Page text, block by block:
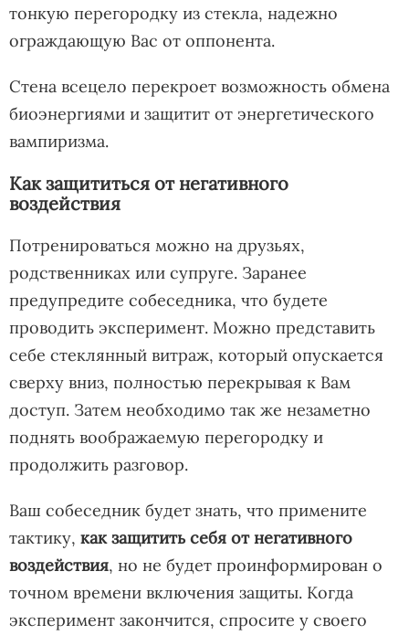
тонкую перегородку из стекла, надежно
ограждающую Вас от оппонента.
Стена всецело перекроет возможность обмена
биоэнергиями и защитит от энергетического
вампиризма.
Как защититься от негативного
воздействия
Потренироваться можно на друзьях,
родственниках или супруге. Заранее
предупредите собеседника, что будете
проводить эксперимент. Можно представить
себе стеклянный витраж, который опускается
сверху вниз, полностью перекрывая к Вам
доступ. Затем необходимо так же незаметно
поднять воображаемую перегородку и
продолжить разговор.
Ваш собеседник будет знать, что примените
тактику, как защитить себя от негативного
воздействия, но не будет проинформирован о
точном времени включения защиты. Когда
эксперимент закончится, спросите у своего